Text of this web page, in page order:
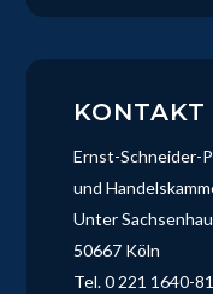
KONTAKT
Ernst-Schneider-
und
Unter
50667 Köln
Tel. 0 221 1640-